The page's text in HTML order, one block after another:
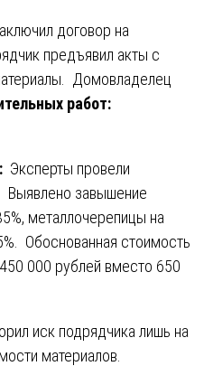
договор на
предъявил акты с
Домовладелец
работ:
Эксперты провели
Выявлено завышение
металлочерепицы на
Обоснованная стоимость
000 рублей вместо 650
иск подрядчика лишь на
материалов.